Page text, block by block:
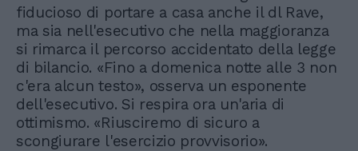
fiducioso di portare a casa anche il dl Rave,
ma sia nell'esecutivo che nella maggioranza
si rimarca il percorso accidentato della legge
di bilancio. «Fino a domenica notte alle 3 non
c'era alcun testo», osserva un esponente
dell'esecutivo. Si respira ora un'aria di
ottimismo. «Riusciremo di sicuro a
scongiurare l'esercizio provvisorio».